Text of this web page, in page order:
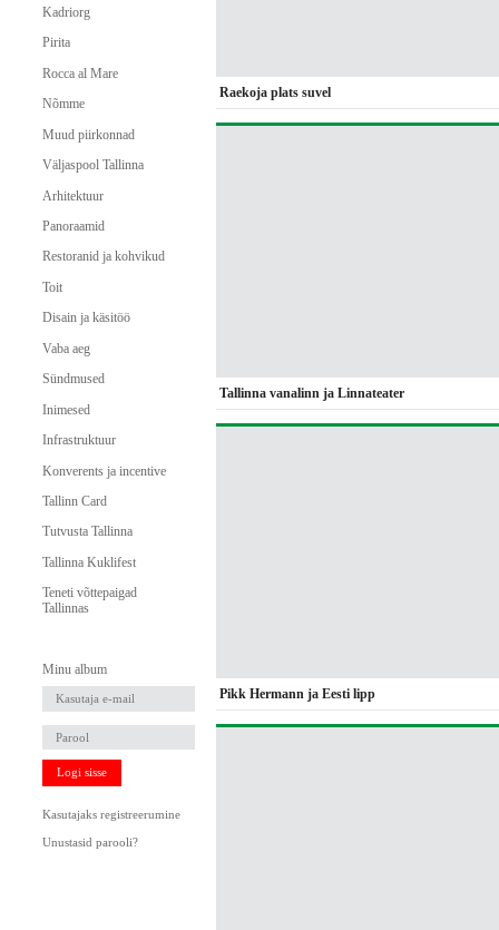
Kadriorg
Pirita
Rocca al Mare
Nõmme
Muud piirkonnad
Väljaspool Tallinna
Arhitektuur
Panoraamid
Restoranid ja kohvikud
Toit
Disain ja käsitöö
Vaba aeg
Sündmused
Inimesed
Infrastruktuur
Konverents ja incentive
Tallinn Card
Tutvusta Tallinna
Tallinna Kuklifest
Teneti võttepaigad
Tallinnas
Minu album
Logi sisse
Kasutajaks registreerumine
Unustasid parooli?
Raekoja plats suvel
Tallinna vanalinn ja Linnateater
Pikk Hermann ja Eesti lipp